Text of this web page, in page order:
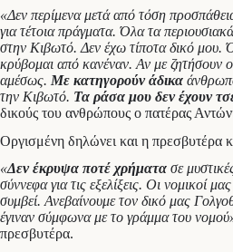
«Δεν περίμενα μετά από τόση
για τέτοια πράγματα. Όλα τα
στην Κιβωτό. Δεν έχω τίποτα δικό μου.
κρύβομαι από κανέναν. Αν με ζητήσουν
αμέσως. Με κατηγορούν άδικα
την Κιβωτό. Τα ράσα μου δεν έχουν
δικούς του ανθρώπους ο πατέρας
Οργισμένη δηλώνει και η πρεσβυτέρα
«Δεν έκρυψα ποτέ χρήματα σε
σύννεφα για τις εξελίξεις. Οι νομικοί
συμβεί. Ανεβαίνουμε τον δικό μας
έγιναν σύμφωνα με το γράμμα του
πρεσβυτέρα.